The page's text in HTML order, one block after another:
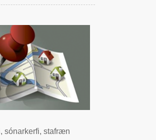
sónarkerfi, stafræn